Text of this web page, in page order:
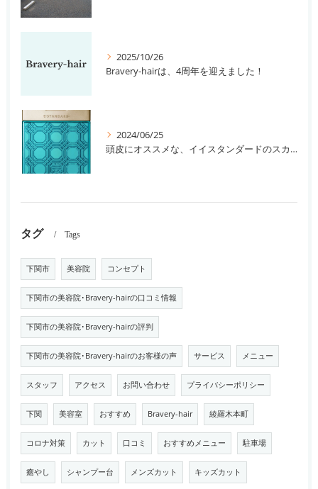
2025/10/26
Bravery-hairは、4周年を迎えました！
2024/06/25
頭皮にオススメな、イイスタンダードのスカルプ系シャンプー＆トリートメントです！
タグ Tags
下関市 美容院 コンセプト
下関市の美容院･Bravery-hairの口コミ情報
下関市の美容院･Bravery-hairの評判
下関市の美容院･Bravery-hairのお客様の声 サービス メニュー
スタッフ アクセス お問い合わせ プライバシーポリシー
下関 美容室 おすすめ Bravery-hair 綾羅木本町
コロナ対策 カット 口コミ おすすめメニュー 駐車場
癒やし シャンプー台 メンズカット キッズカット